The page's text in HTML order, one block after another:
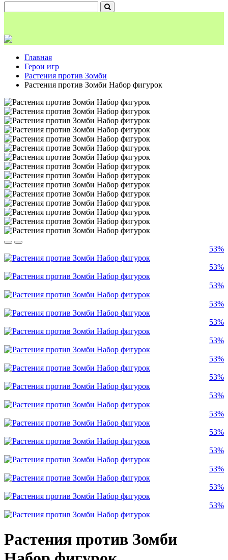
Главная
Герои игр
Растения против Зомби
Растения против Зомби Набор фигурок
53%
53%
53%
53%
53%
53%
53%
53%
53%
53%
53%
53%
53%
53%
53%
Растения против Зомби